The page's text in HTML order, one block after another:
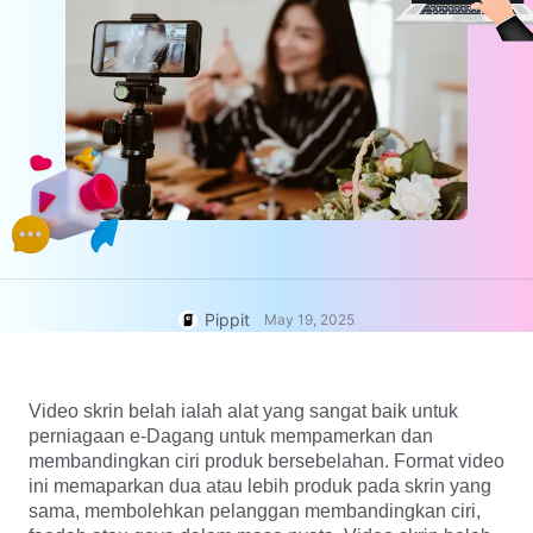
Edit Sekarang
Imej Produk AI
Hasilkan foto produk profesional
mudah untuk Shopify, TikTok
Akaun Pengguna
Pengurusan Aset
Penerbitan dan Analitik
Imej Produk
Penyelesaian Video Satu Klik
Kempen
Kenali Pippit
7 Idea Poster Promosi
Petua Perniagaan
Poster Produk Berkuasa AI
5 Jenis Video Perniagaan
Teratas
Latar Belakang Produk Dijana
AI
Petua Poster Penggalak Jualan
Petua Media Sosial
Panduan Pengiklanan Video
Cara Memotong Video
YouTube
Potong Video untuk Instagram
Pippit May 19, 2025
Video skrin belah ialah alat yang sangat baik untuk
perniagaan e-Dagang untuk mempamerkan dan
membandingkan ciri produk bersebelahan. Format video
ini memaparkan dua atau lebih produk pada skrin yang
sama, membolehkan pelanggan membandingkan ciri,